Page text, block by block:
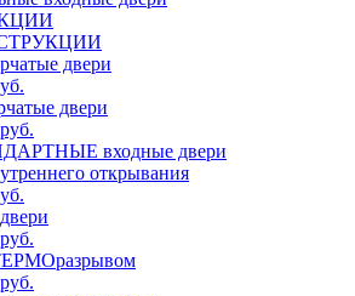
двери
двери
входные двери
открывания